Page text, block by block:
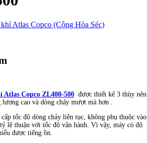
Atlas Copco (Cộng Hòa Séc)
Atlas Copco ZL400-500 được thiết kế 3 thùy nên
cao và dòng chảy mượt mà hơn .
cấp tốc độ dòng chảy liên tục, không phụ thuộc vào
lệ thuận với tốc độ vận hành. Vì vậy, máy có độ
được tiếng ồn.